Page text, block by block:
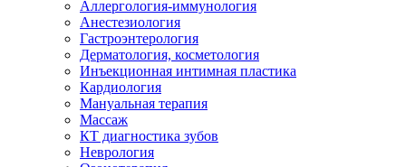
Аллергология-иммунология
Анестезиология
Гастроэнтерология
Дерматология, косметология
Инъекционная интимная пластика
Кардиология
Мануальная терапия
Массаж
КТ диагностика зубов
Неврология